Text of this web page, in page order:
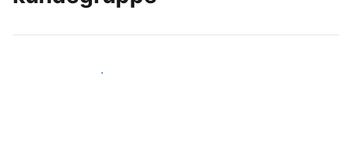
Nå ud til nye gæster i dag